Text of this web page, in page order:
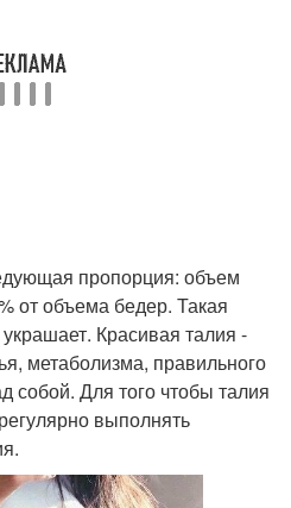
пропорция: объем
от объема бедер. Такая
Красивая талия -
метаболизма, правильного
собой. Для того чтобы талия
выполнять